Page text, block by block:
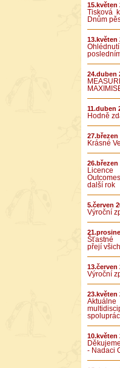
15.květen
Tisková
Dnům
13.květen
24.duben
11.duben
Hodně
27.březen
Krásné
26.březen
další rok
5.červen
Výroční
Šťastné
přejí
13.červen
Výroční
23.květen
10.květen
- Nadaci